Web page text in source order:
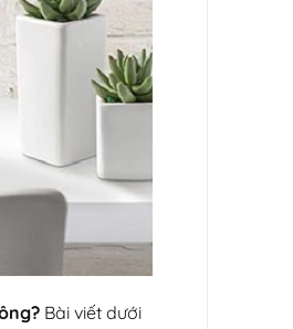
Bài viết dưới